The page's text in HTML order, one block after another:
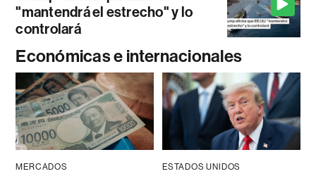
"mantendrá el estrecho" y lo
controlará
Económicas e internacionales
MERCADOS ESTADOS UNIDOS